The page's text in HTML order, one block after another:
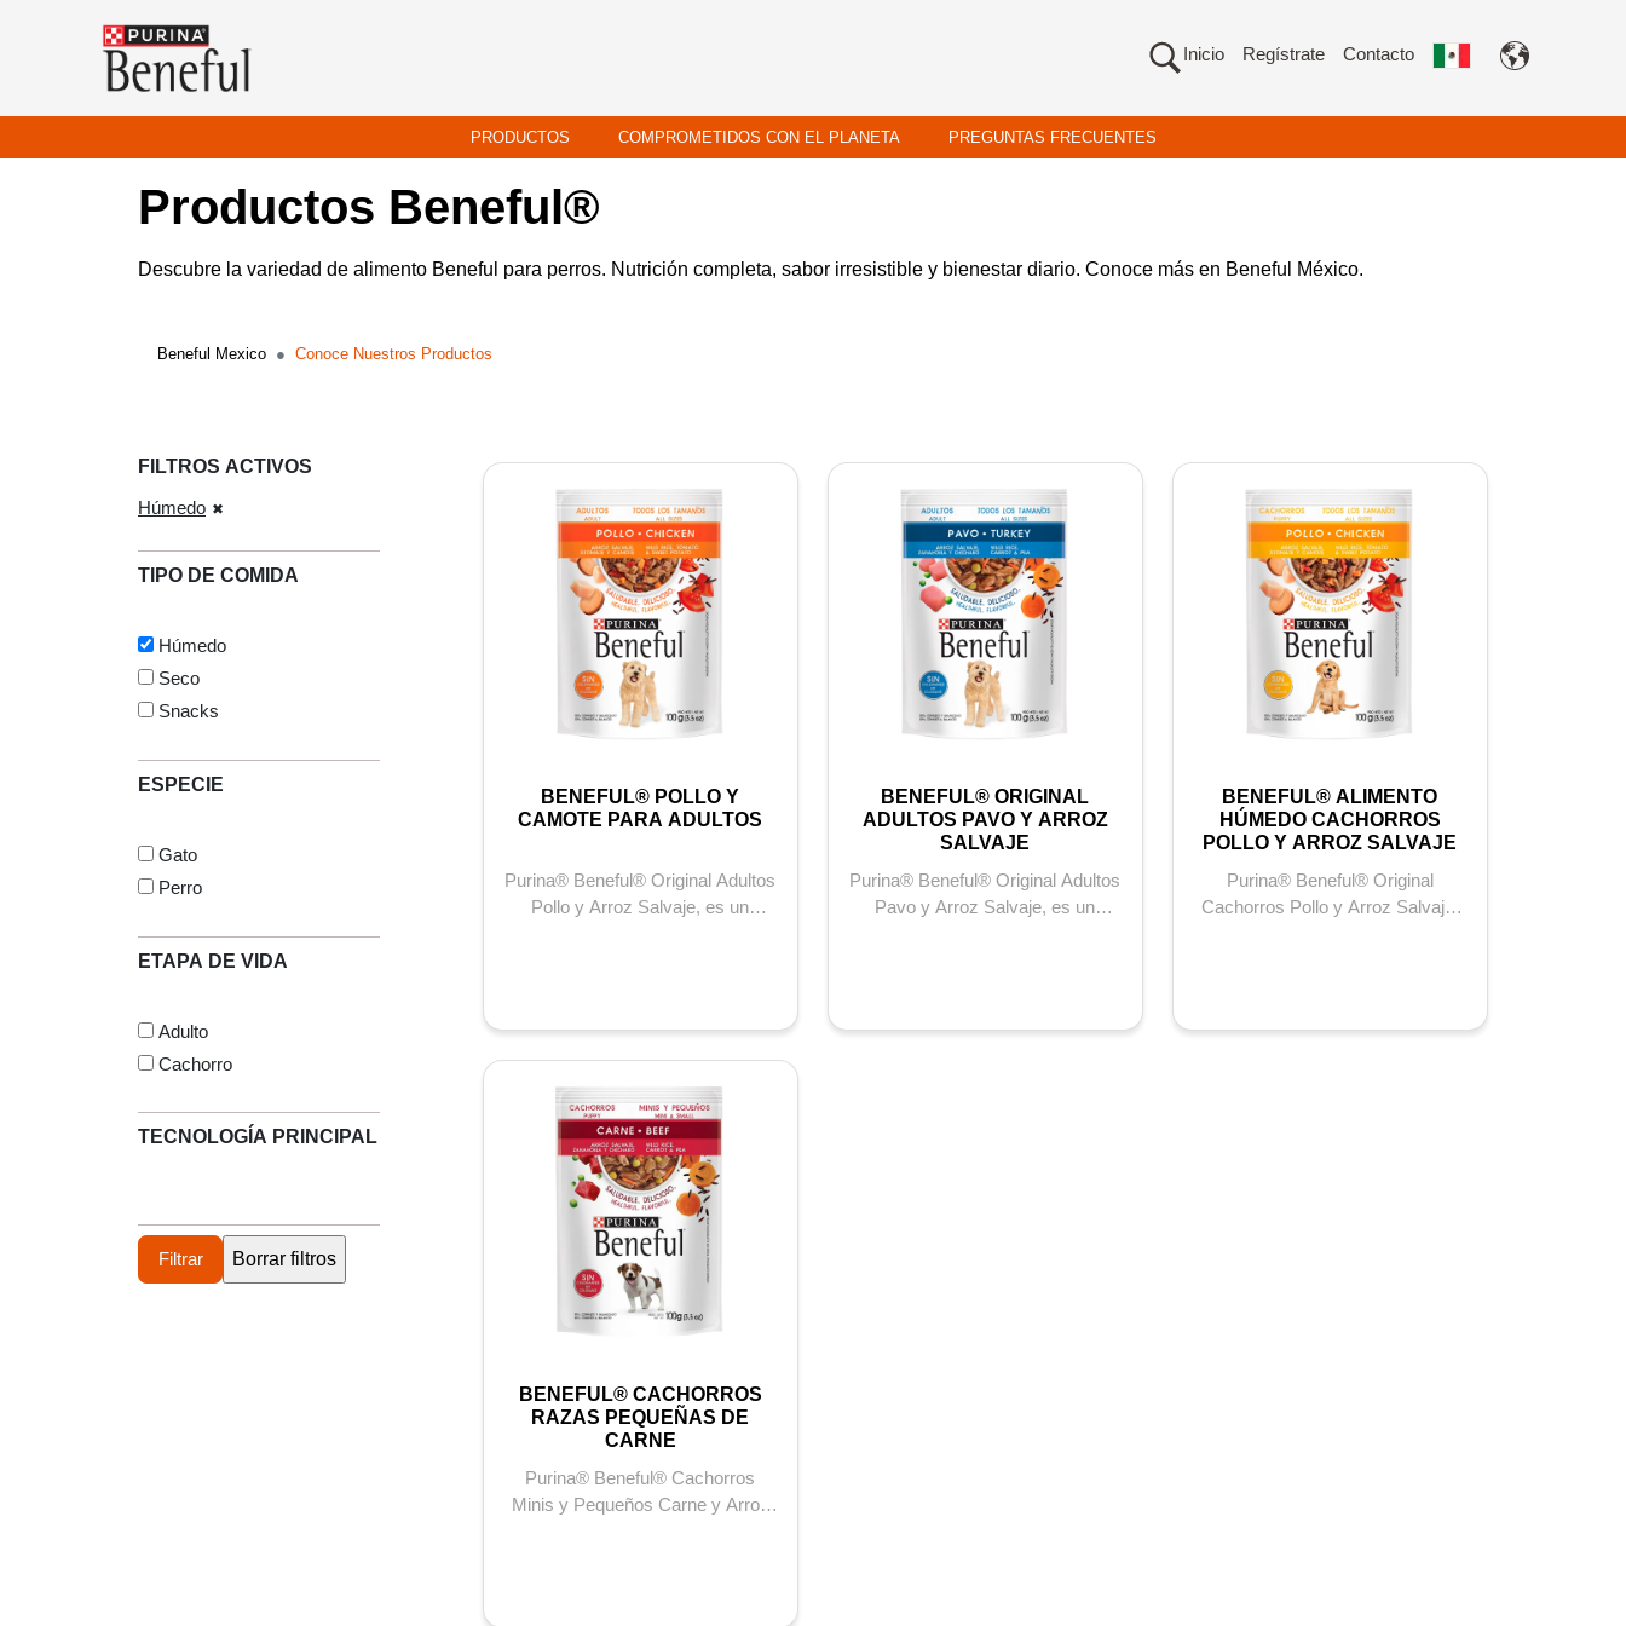
Menu Secundario Beneful
Inicio Regístrate Contacto
PRODUCTOS COMPROMETIDOS CON EL PLANETA PREGUNTAS FRECUENTES
Productos Beneful®
Descubre la variedad de alimento Beneful para perros. Nutrición completa, sabor irresistible y bienestar diario. Conoce más en Beneful México.
Beneful Mexico Conoce Nuestros Productos
FILTROS ACTIVOS
Húmedo
TIPO DE COMIDA
Húmedo
Seco
Snacks
ESPECIE
Gato
Perro
ETAPA DE VIDA
Adulto
Cachorro
TECNOLOGÍA PRINCIPAL
BENEFUL® POLLO Y
CAMOTE PARA ADULTOS
Purina® Beneful® Original Adultos
Pollo y Arroz Salvaje, es un
BENEFUL® ORIGINAL
ADULTOS PAVO Y ARROZ
SALVAJE
Purina® Beneful® Original Adultos
Pavo y Arroz Salvaje, es un
BENEFUL® ALIMENTO
HÚMEDO CACHORROS
POLLO Y ARROZ SALVAJE
Purina® Beneful® Original
Cachorros Pollo y Arroz Salvaje,
BENEFUL® CACHORROS
RAZAS PEQUEÑAS DE
CARNE
Purina® Beneful® Cachorros
Minis y Pequeños Carne y Arroz